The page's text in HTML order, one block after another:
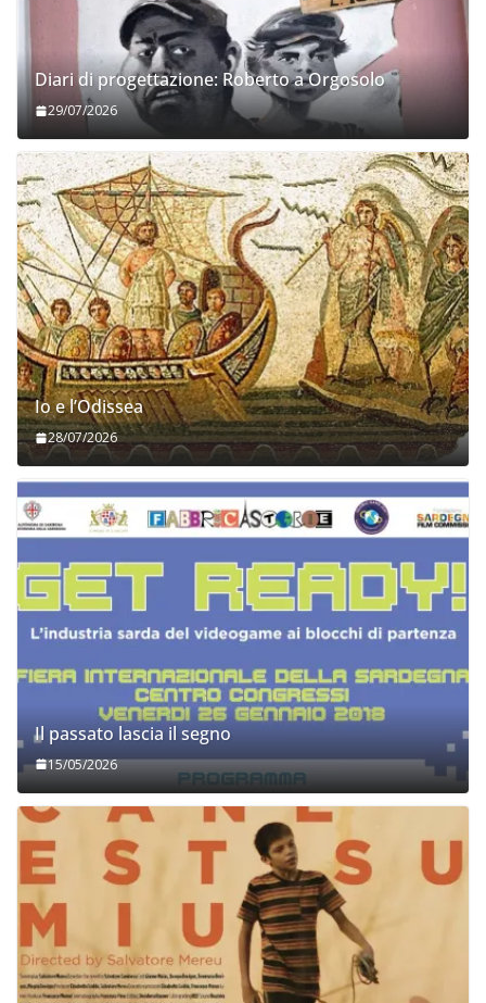
Diari di progettazione: Roberto a Orgosolo
29/07/2026
Io e l’Odissea
28/07/2026
Il passato lascia il segno
15/05/2026